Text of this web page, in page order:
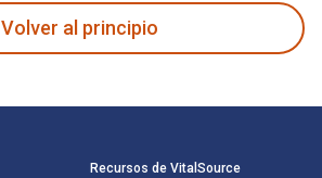
Volver al principio
Recursos de VitalSource